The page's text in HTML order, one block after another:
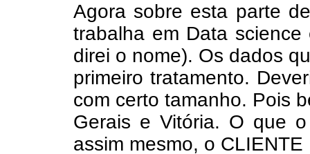
Agora sobre esta parte
trabalha em Data
direi o nome). Os dados
primeiro tratamento.
com certo tamanho. Pois
Gerais e Vitória. O que
assim mesmo, o